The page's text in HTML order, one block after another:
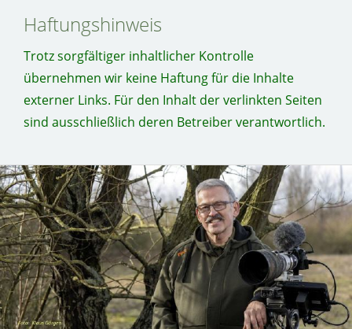
Haftungshinweis
Trotz sorgfältiger inhaltlicher Kontrolle
übernehmen wir keine Haftung für die Inhalte
externer Links. Für den Inhalt der verlinkten Seiten
sind ausschließlich deren Betreiber verantwortlich.